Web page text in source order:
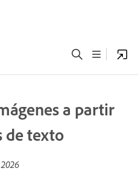
a partir
de texto